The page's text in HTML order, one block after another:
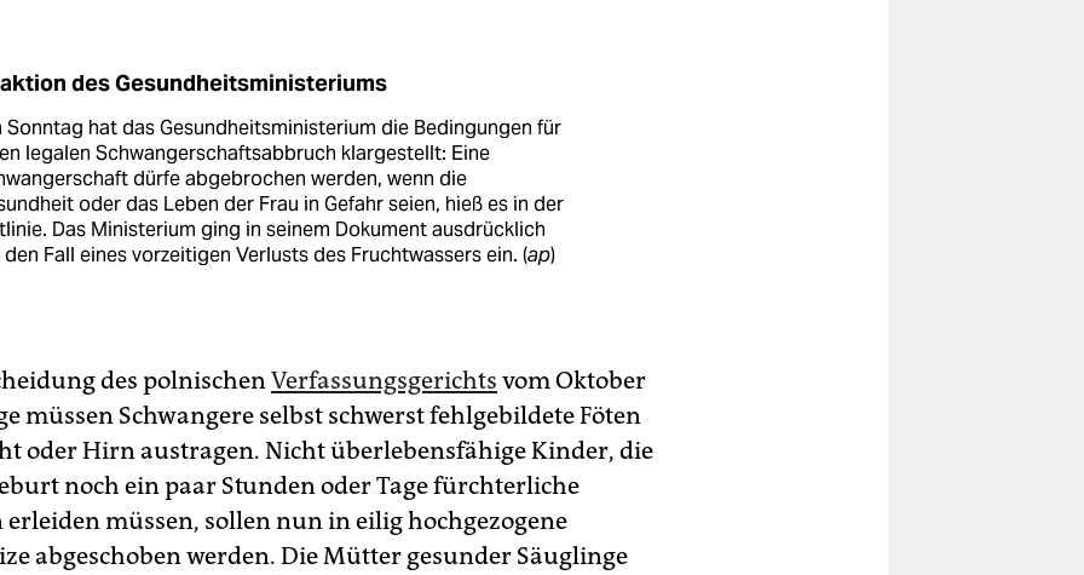
des Gesundheitsministeriums
Sonntag hat das Gesundheitsministerium die Bedingungen für
legalen Schwangerschaftsabbruch klargestellt: Eine
dürfe abgebrochen werden, wenn die
oder das Leben der Frau in Gefahr seien, hieß es in der
Das Ministerium ging in seinem Dokument ausdrücklich
den Fall eines vorzeitigen Verlusts des Fruchtwassers ein. (ap)
des polnischenVerfassungsgerichts vom Oktober
müssen Schwangere selbst schwerst fehlgebildete Föten
oder Hirn austragen. Nicht überlebensfähige Kinder, die
noch ein paar Stunden oder Tage fürchterliche
erleiden müssen, sollen nun in eilig hochgezogene
abgeschoben werden. Die Mütter gesunder Säuglinge